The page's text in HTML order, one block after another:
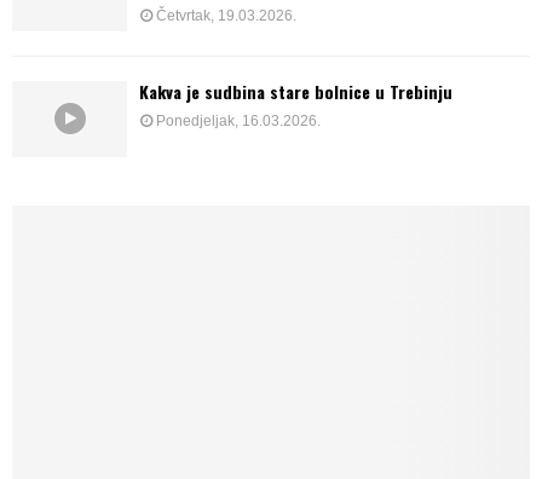
Četvrtak, 19.03.2026.
Kakva je sudbina stare bolnice u Trebinju
Ponedjeljak, 16.03.2026.